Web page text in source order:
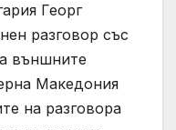
Георг
разговор със
външните
Македония
на разговора